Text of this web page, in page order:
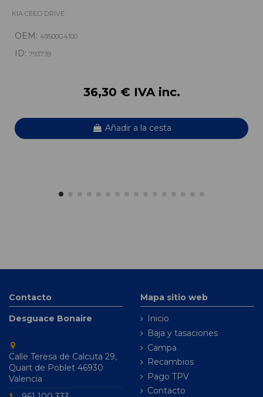
KIA CEED DRIVE
OEM: 49500G4100
ID: 793739
36,30 € IVA inc.
Añadir a la cesta
Contacto
Desguace Bonaire
Calle Teresa de Calcuta 29,
Quart de Poblet 46930
Valencia
Mapa sitio web
Inicio
Baja y tasaciones
Campa
Recambios
Pago TPV
Contacto